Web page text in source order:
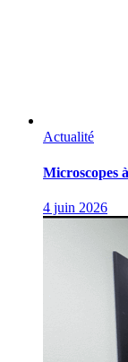
Actualité
Microscopes
4 juin 2026